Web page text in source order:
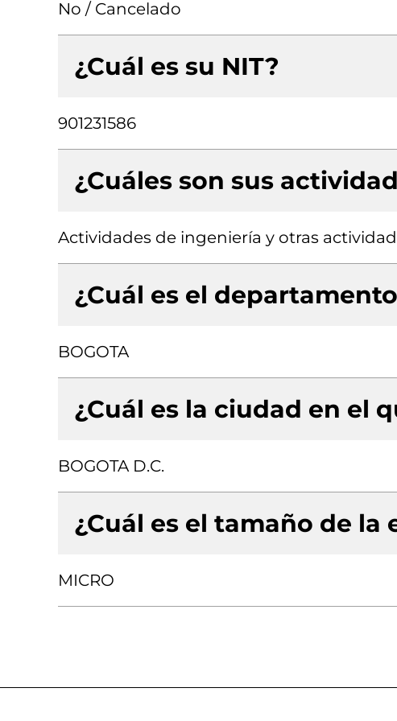
No / Cancelado
¿Cuál es su NIT?
901231586
¿Cuáles son sus
Actividades de ingeniería y otras
¿Cuál es el
BOGOTA
¿Cuál es la ciudad en el
BOGOTA D.C.
¿Cuál es el tamaño de la
MICRO